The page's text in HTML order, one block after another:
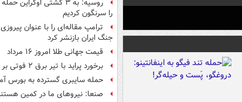
را سرنگون کردیم
ترامپ مقاله‌ای را با عنوان
جنگ ایران بازنشر کرد
قیمت جهانی طلا امروز ۱۶ مرداد
برخورد پراید با تیر برق ۲ فوتی بر جای گذاشت
حمله سایبری گسترده به بورس
صنعا: نیروهای ما در کمین‌